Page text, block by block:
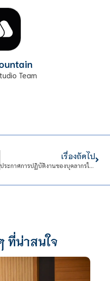
Team
เรื่องถัดไป
ประกาศการปฏิบัติงานของบุคลากรในสถานการณ์ COVID-19 (ฉบับที่ 10)
ที่น่าสนใจ